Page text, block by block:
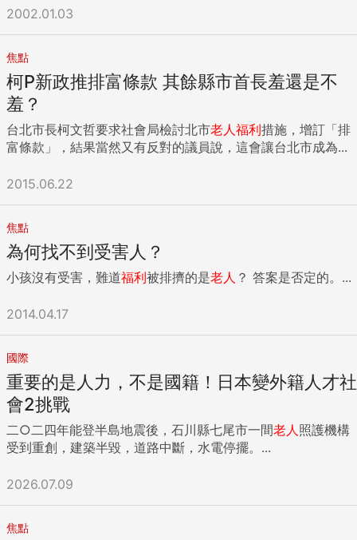
2002.01.03
焦點
柯P新政推排富條款 其餘縣市首長羞還是不
羞？
台北市長柯文哲要求社會局檢討北市老人 福利措施，增訂「排
富條款」，結果當然又有反對的議員說，這會讓台北市成為...
2015.06.22
焦點
為何找不到受害人？
小孩沒有受害，難道福利被排擠的是老人 ？ 答案是否定的。...
2014.04.17
國際
重要的是人力，不是國籍！日本變外籍人才社
會2挑戰
二○二四年能登半島地震後，石川縣七尾市一間老人 照護機構
受到重創，建築半毀，道路中斷，水電停擺。...
2026.07.09
焦點